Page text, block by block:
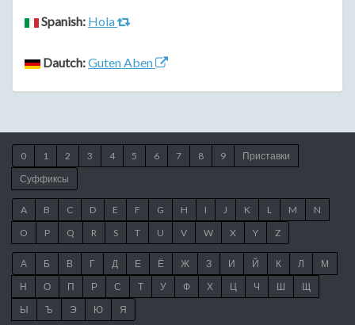
Spanish: Hola
Dautch:Guten Aben
0 1 2 3 4 5 6 7 8 9
Приставки
Суффиксы
A B C D E F G H I J K L M
N
O
P Q R S T U V W X Y Z
А Б В Г Д Е Ё Ж З И Й К Л
М
Н
О П Р С Т У Ф Х Ц Ч Ш
Щ
Ы
Ъ Э Ю Я